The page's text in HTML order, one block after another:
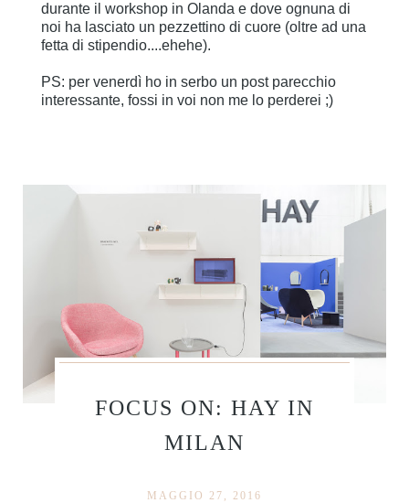
durante il workshop in Olanda e dove ognuna di
noi ha lasciato un pezzettino di cuore (oltre ad una
fetta di stipendio....ehehe).
PS: per venerdì ho in serbo un post parecchio
interessante, fossi in voi non me lo perderei ;)
FOCUS ON: HAY IN
MILAN
MAGGIO 27, 2016